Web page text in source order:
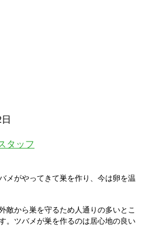
タッフ
メがやってきて巣を作り、今は卵を温
敵から巣を守るため人通りの多いとこ
。 ツバメが巣を作るのは居心地の良い